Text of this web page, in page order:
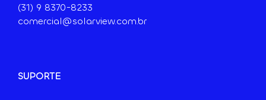
(31) 9 8370-8233
comercial@solarview.com.br
SUPORTE